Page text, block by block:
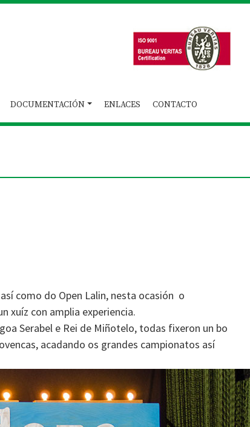
DOCUMENTACIÓN ENLACES CONTACTO
como do Open Lalin, nesta ocasión o
xuíz con amplia experiencia.
Serabel e Rei de Miñotelo, todas fixeron un bo
acadando os grandes campionatos así